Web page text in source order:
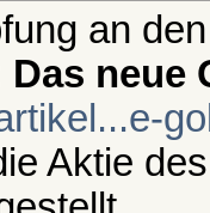
an
neue
Aktie